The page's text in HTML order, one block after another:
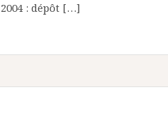
2004 : dépôt […]